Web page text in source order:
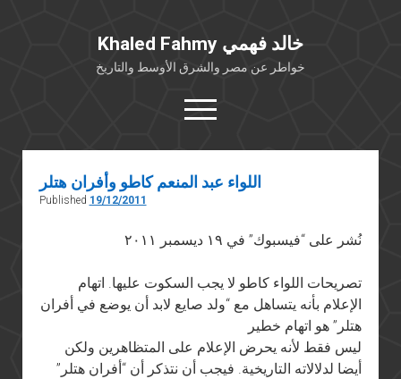
Khaled Fahmy خالد فهمي
خواطر عن مصر والشرق الأوسط والتاريخ
open
menu
twitterfacebook
كتابات أكاديمية
بوستات من فيسبوك
Languages
اللواء عبد المنعم كاطو وأفران هتلر
Published 19/12/2011
نُشر على “فيسبوك” في ١٩ ديسمبر ٢٠١١
تصريحات اللواء كاطو لا يجب السكوت عليها. اتهام
الإعلام بأنه يتساهل مع “ولد صايع لابد أن يوضع في أفران
هتلر” هو اتهام خطير
ليس فقط لأنه يحرض الإعلام على المتظاهرين ولكن
أيضا لدلالاته التاريخية. فيجب أن نتذكر أن “أفران هتلر”